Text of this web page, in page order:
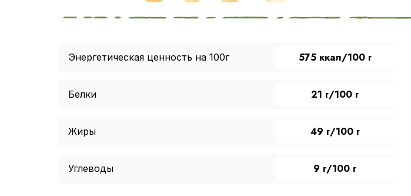
Энергетическая ценность на 100г 575 ккал/100 г
Белки 21 г/100 г
Жиры 49 г/100 г
Углеводы 9 г/100 г